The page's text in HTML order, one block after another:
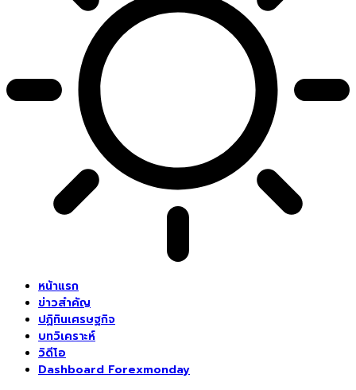
หน้าแรก
ข่าวสำคัญ
ปฏิทินเศรษฐกิจ
บทวิเคราะห์
วิดีโอ
Dashboard Forexmonday